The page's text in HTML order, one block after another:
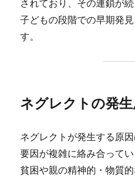
されており、その連鎖が
子どもの段階での早期発
す。
ネグレクトの発生
ネグレクトが発生する原
要因が複雑に絡み合ってい
貧困や親の精神的・物質